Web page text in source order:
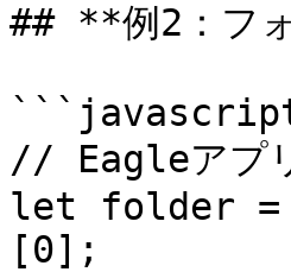
## **例2：フ
// Eagleアプリ
let folder =
[0];